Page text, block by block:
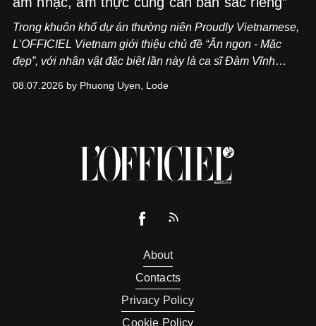
Trong khuôn khổ dự án thường niên Proudly Vietnamese,
L’OFFICIEL Vietnam giới thiệu chủ đề “Ăn ngon - Mặc
đẹp”, với nhân vật đặc biệt lần này là ca sĩ Đàm Vĩnh
Cà Phê Cà Pháo mang dấu ấn Indochine hoài niệm, thu
08.07.2026 by Phuong Uyen, Lode
About
Contacts
Privacy Policy
Cookie Policy